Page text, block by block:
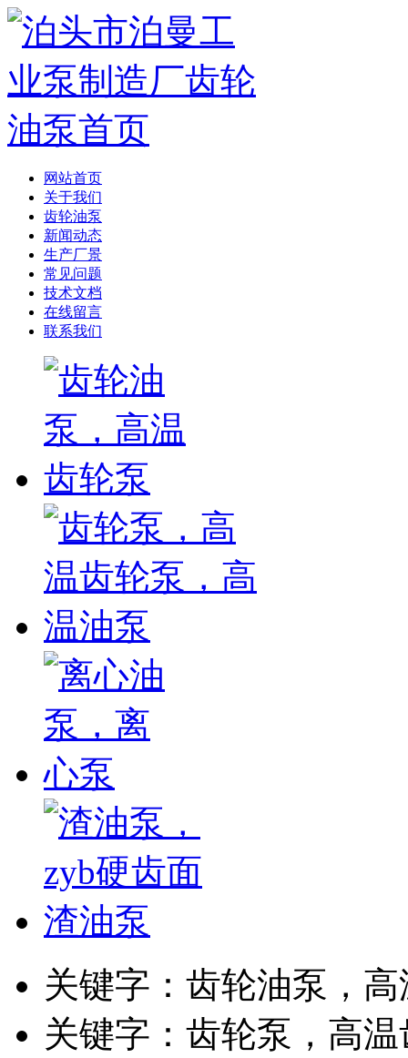
网站首页
关于我们
齿轮油泵
新闻动态
生产厂景
常见问题
技术文档
在线留言
联系我们
关键字：齿轮油泵，
关键字：齿轮泵，高